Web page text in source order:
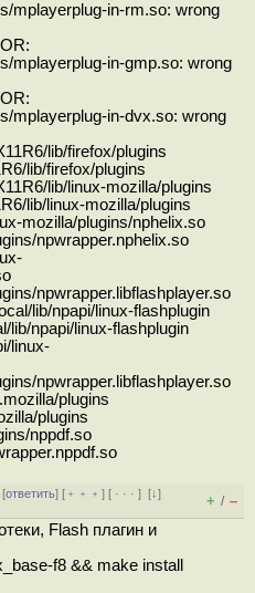
mplayerplug-in-rm.so: wrong
mplayerplug-in-gmp.so: wrong
mplayerplug-in-dvx.so: wrong
lib/firefox/plugins
lib/firefox/plugins
lib/linux-mozilla/plugins
lib/linux-mozilla/plugins
mozilla/plugins/nphelix.so
npwrapper.nphelix.so
npwrapper.libflashplayer.so
lib/npapi/linux-flashplugin
lib/npapi/linux-flashplugin
linux-
npwrapper.libflashplayer.so
plugins
plugins
nppdf.so
[ответить] [ ﹢﹢﹢] [ · · ·][↓]
+ / –
Flash плагин и
f8 && make install